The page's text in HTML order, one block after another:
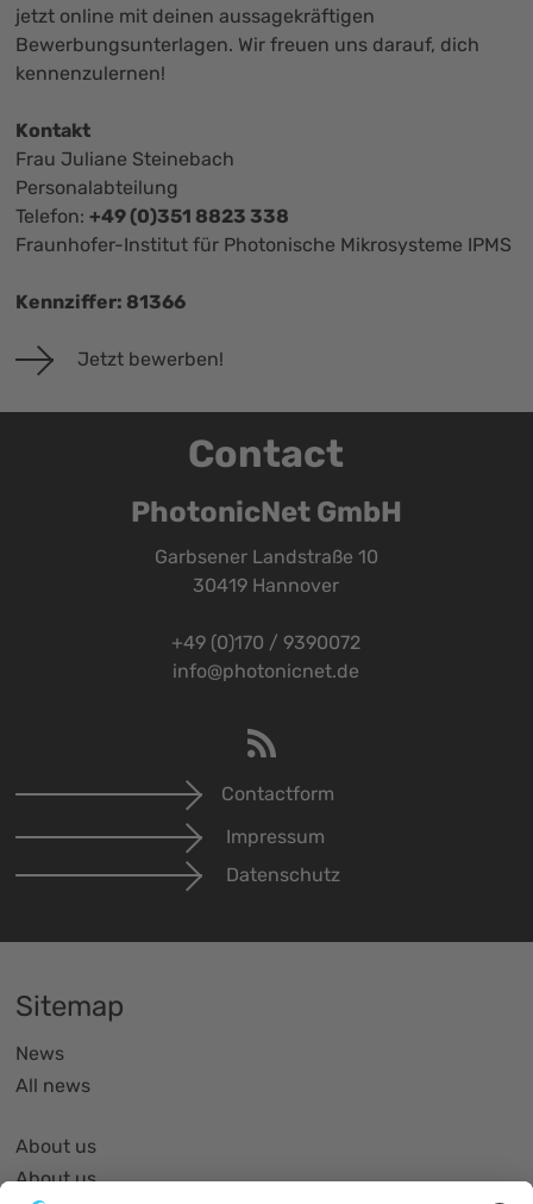
jetzt online mit deinen aussagekräftigen
Bewerbungsunterlagen. Wir freuen uns darauf, dich
kennenzulernen!
Kontakt
Frau Juliane Steinebach
Personalabteilung
Telefon:+49 (0)351 8823 338
Fraunhofer-Institut für Photonische Mikrosysteme IPMS
Kennziffer: 81366
Jetzt bewerben!
Contact
PhotonicNet GmbH
Garbsener Landstraße 10
30419 Hannover
+49 (0)170 / 9390072
info@photonicnet.de
Contactform
Impressum
Datenschutz
Sitemap
News
All news
About us
About us